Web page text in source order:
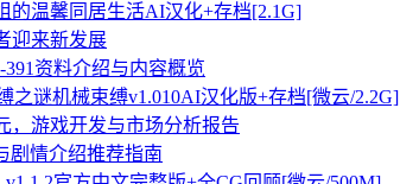
温馨同居生活AI汉化+存档[2.1G]
迎来新发展
资料介绍与内容概览
之谜机械束缚v1.010AI汉化版+存档[微云/2.2G]
，游戏开发与市场分析报告
剧情介绍推荐指南